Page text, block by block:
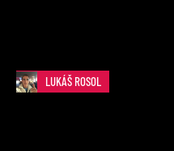
LUKÁŠ ROSOL